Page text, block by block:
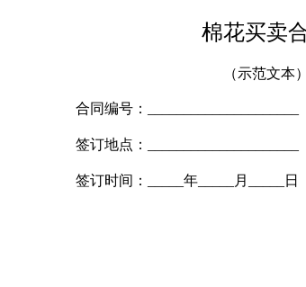
棉花买卖
（示范文本）
合同编号：_____________________
签订地点：_____________________
签订时间：_____年_____月_____日